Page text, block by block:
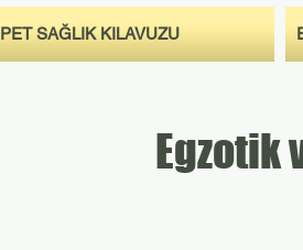
PET SAĞLIK KILAVUZU
Egzotik